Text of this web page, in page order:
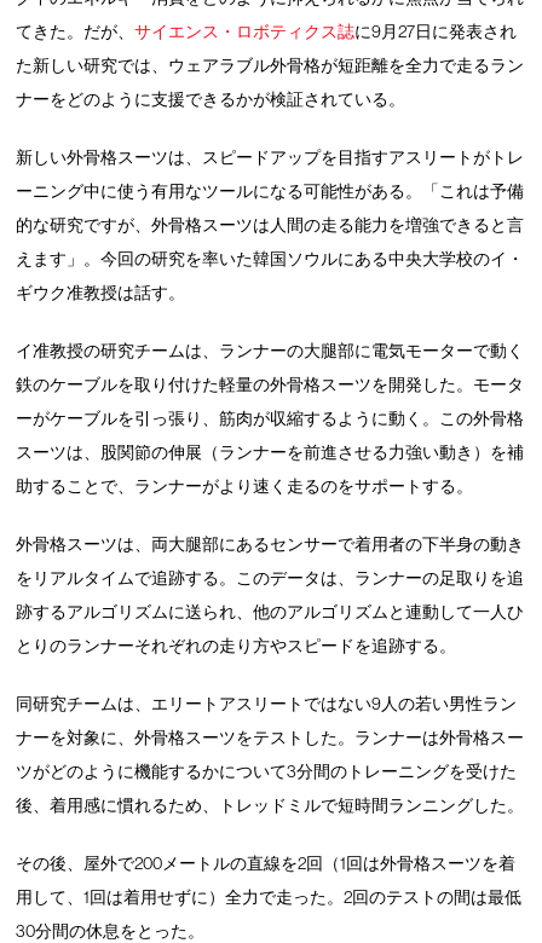
てきた。だが、サイエンス・ロボティクス誌に9月27日に発表され
た新しい研究では、ウェアラブル外骨格が短距離を全力で走るラン
ナーをどのように支援できるかが検証されている。
新しい外骨格スーツは、スピードアップを目指すアスリートがトレ
ーニング中に使う有用なツールになる可能性がある。「これは予備
的な研究ですが、外骨格スーツは人間の走る能力を増強できると言
えます」。今回の研究を率いた韓国ソウルにある中央大学校のイ・
ギウク准教授は話す。
イ准教授の研究チームは、ランナーの大腿部に電気モーターで動く
鉄のケーブルを取り付けた軽量の外骨格スーツを開発した。モータ
ーがケーブルを引っ張り、筋肉が収縮するように動く。この外骨格
スーツは、股関節の伸展（ランナーを前進させる力強い動き）を補
助することで、ランナーがより速く走るのをサポートする。
外骨格スーツは、両大腿部にあるセンサーで着用者の下半身の動き
をリアルタイムで追跡する。このデータは、ランナーの足取りを追
跡するアルゴリズムに送られ、他のアルゴリズムと連動して一人ひ
とりのランナーそれぞれの走り方やスピードを追跡する。
同研究チームは、エリートアスリートではない9人の若い男性ラン
ナーを対象に、外骨格スーツをテストした。ランナーは外骨格スー
ツがどのように機能するかについて3分間のトレーニングを受けた
後、着用感に慣れるため、トレッドミルで短時間ランニングした。
その後、屋外で200メートルの直線を2回（1回は外骨格スーツを着
用して、1回は着用せずに）全力で走った。2回のテストの間は最低
30分間の休息をとった。